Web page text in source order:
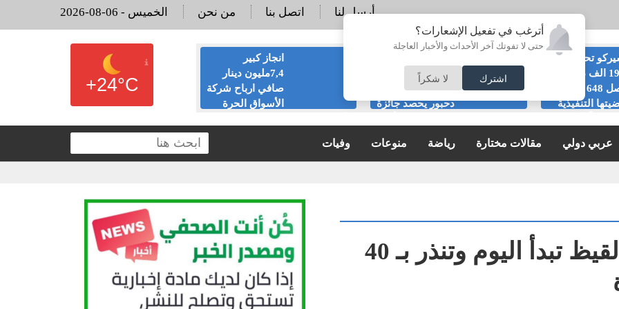
أترغب في تفعيل الإشعارات؟
حتى لا تفوتك آخر الأحداث والأخبار العاجلة
اشترك لا شكراً
2026-08-06 - الخميس من نحن اتصل بنا أرسل لنا
تحصل على
191 الف دينار من
التنفيذية
لشركة التأمين
الإسلامية رضا
دحبور يحصد جائزة
انجاز كبير
7,4مليون دينار
صافي ارباح شركة
الأسواق الحرة
البنك الأهلي يرد
لـ”أخبار البلد”
ويوضح أسباب
إغلاق عدد من
+24°C
عربي دولي مقالات مختارة رياضة منوعات وفيات
طقس العرب: مربعانية القيظ تبدأ اليوم وتنذر بـ 40